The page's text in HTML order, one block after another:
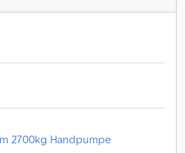
2700kg Handpumpe